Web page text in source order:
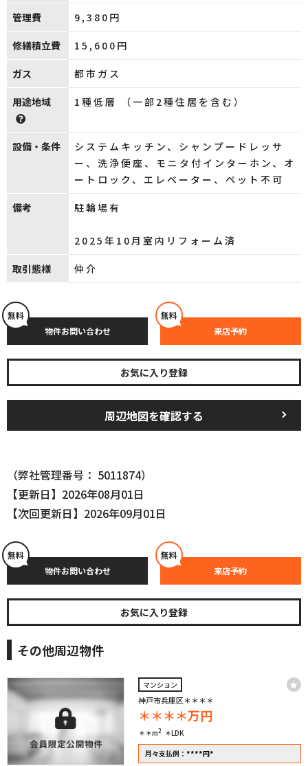
管理費 9,380円
修繕積立費 15,600円
ガス 都市ガス
用途地域 1種低層 （一部2種住居を含む）
設備・条件
システムキッチン、シャンプードレッサ
ー、洗浄便座、モニタ付インターホン、オ
ートロック、エレベーター、ペット不可
備考 駐輪場有
2025年10月室内リフォーム済
取引態様 仲介
無料
物件お問い合わせ
無料
来店予約
お気に入り登録
周辺地図を確認する
（弊社管理番号： 5011874）
【更新日】2026年08月01日
【次回更新日】2026年09月01日
無料
物件お問い合わせ
無料
来店予約
お気に入り登録
その他周辺物件
マンション
神戸市兵庫区＊＊＊＊
＊＊＊＊万円
＊＊m2 ＊LDK
月々支払例：****円*